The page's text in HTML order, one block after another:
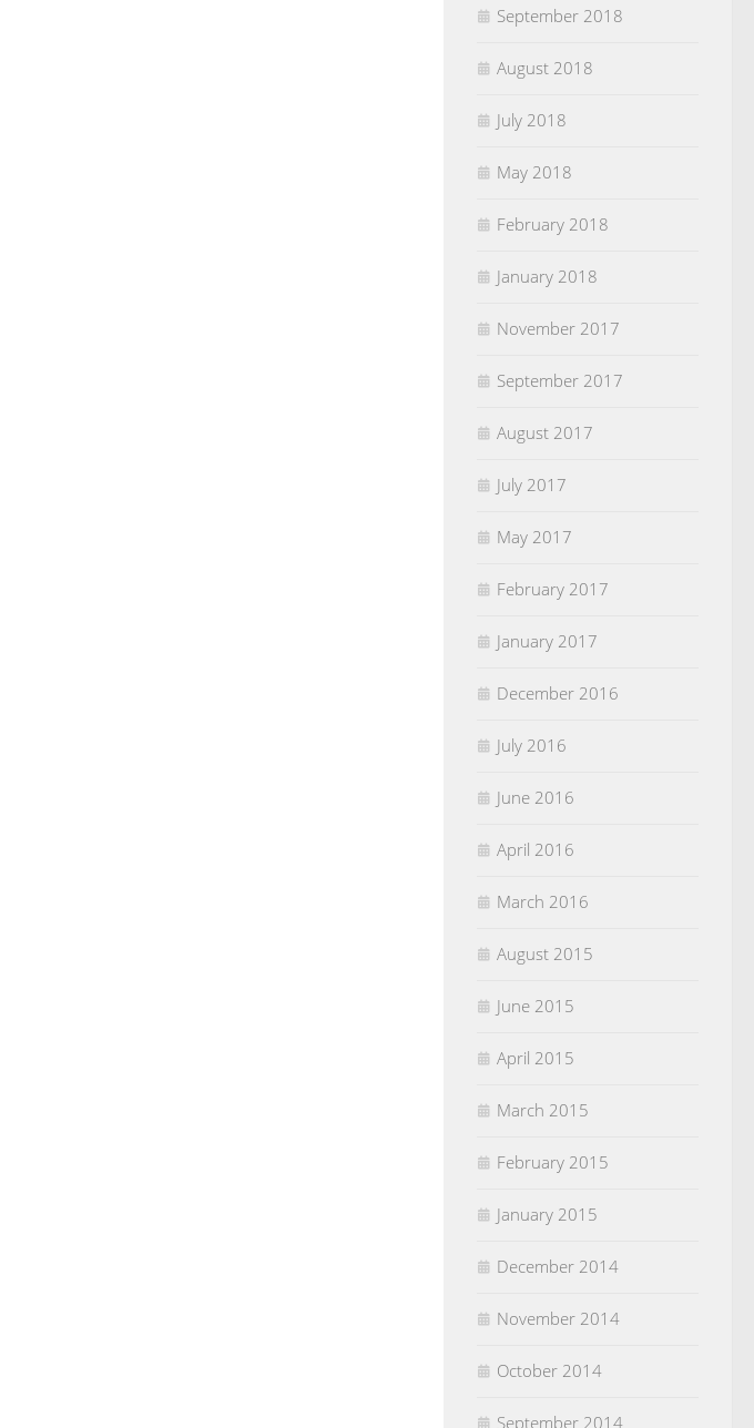
September 2018
August 2018
July 2018
May 2018
February 2018
January 2018
November 2017
September 2017
August 2017
July 2017
May 2017
February 2017
January 2017
December 2016
July 2016
June 2016
April 2016
March 2016
August 2015
June 2015
April 2015
March 2015
February 2015
January 2015
December 2014
November 2014
October 2014
September 2014